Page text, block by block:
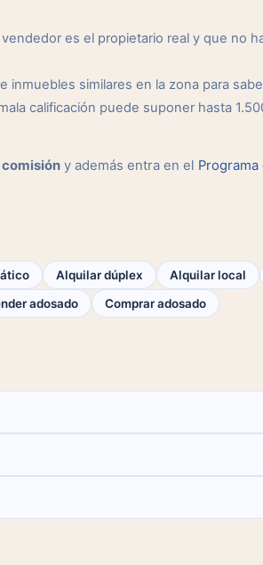
es el propietario real y que no
inmuebles similares en la zona para
calificación puede suponer hasta
comisión y además entra en el Programa
Alquilar dúplex Alquilar local
adosado Comprar adosado